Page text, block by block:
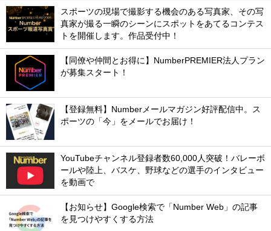
スポーツの現場で撮影する機会のある写真家、その写
真家が撮る一瞬のシーンにスポットをあてるコンテス
トを開催します。作品受付中！
【同僚や仲間とお得に】NumberPREMIER法人プラン
が募集スタート！
【登録無料】Numberメールマガジン好評配信中。ス
ポーツの「今」をメールでお届け！
YouTubeチャンネル登録者数60,000人突破！バレーボ
ールや陸上、バスケ、野球などの選手のインタビュー
を動画で
【お知らせ】Google検索で「Number Web」の記事
を見つけやすくする方法